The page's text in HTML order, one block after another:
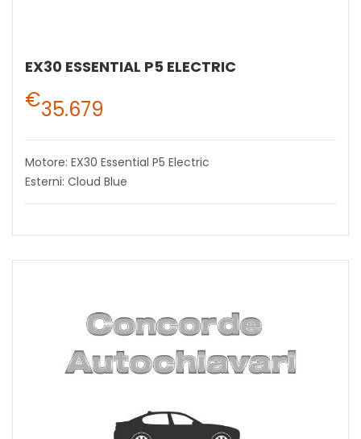
EX30 ESSENTIAL P5 ELECTRIC
€35.679
Motore: EX30 Essential P5 Electric
Esterni: Cloud Blue